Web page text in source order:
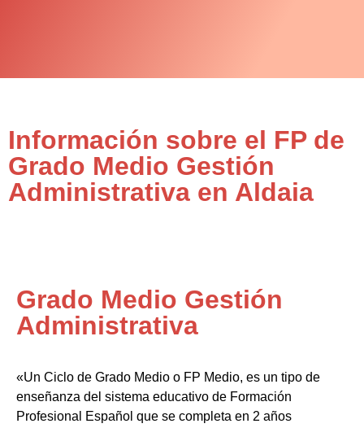
Información sobre el FP de
Grado Medio Gestión
Administrativa en Aldaia
Grado Medio Gestión
Administrativa
«Un Ciclo de Grado Medio o FP Medio, es un tipo de
enseñanza del sistema educativo de Formación
Profesional Español que se completa en 2 años